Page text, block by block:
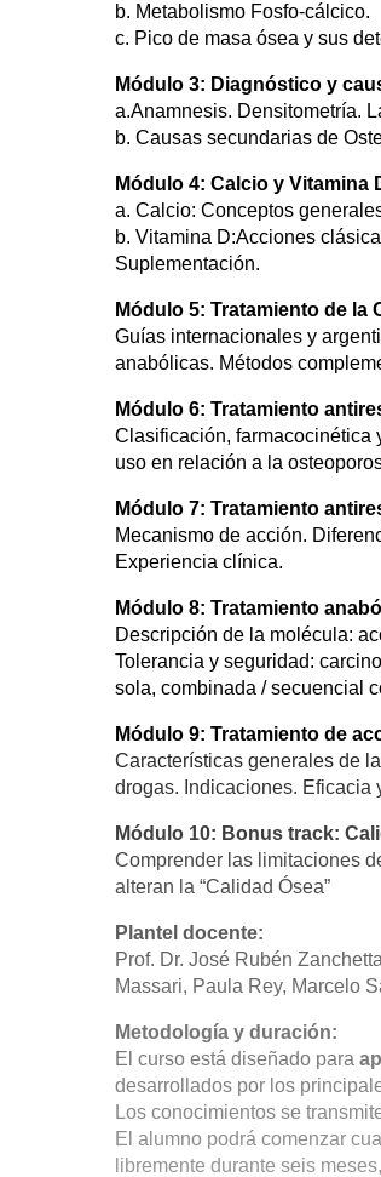
b. Metabolismo Fosfo-cálcico.
c. Pico de masa ósea y sus
Módulo 3: Diagnóstico y
a.Anamnesis. Densitometría.
b. Causas secundarias de
Módulo 4: Calcio y Vitamina
a. Calcio: Conceptos
b. Vitamina D:Acciones
Suplementación.
Módulo 5: Tratamiento de la
Guías internacionales y
anabólicas. Métodos
Módulo 6: Tratamiento
Clasificación, farmacocinética
uso en relación a la
Módulo 7: Tratamiento
Mecanismo de acción.
Experiencia clínica.
Módulo 8: Tratamiento
Descripción de la molécula:
Tolerancia y seguridad:
sola, combinada / secuencial
Módulo 9: Tratamiento de
Características generales de
drogas. Indicaciones.
Módulo 10: Bonus track:
Comprender las limitaciones
alteran la “Calidad Ósea”
Plantel docente:
Prof. Dr. José Rubén
Massari, Paula Rey, Marcelo
Metodología y duración:
El curso está diseñado para
desarrollados por los
Los conocimientos se
El alumno podrá comenzar
libremente durante seis